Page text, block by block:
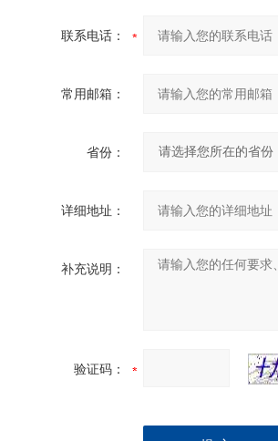
联系电话：
常用邮箱：
省份：
详细地址：
补充说明：
验证码：